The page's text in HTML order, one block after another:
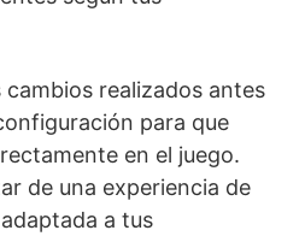
cambios realizados antes
para que
en el juego.
de una experiencia de
a tus